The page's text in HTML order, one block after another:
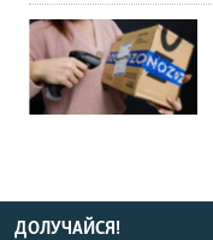
ДОЛУЧАЙСЯ!